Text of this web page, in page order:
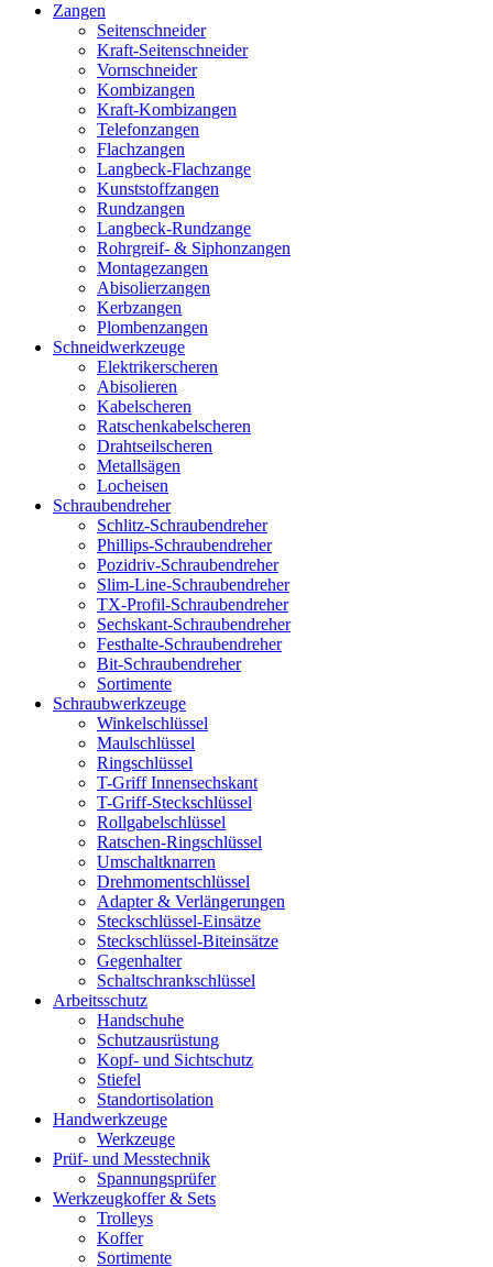
Zangen
Seitenschneider
Kraft-Seitenschneider
Vornschneider
Kombizangen
Kraft-Kombizangen
Telefonzangen
Flachzangen
Langbeck-Flachzange
Kunststoffzangen
Rundzangen
Langbeck-Rundzange
Rohrgreif- & Siphonzangen
Montagezangen
Abisolierzangen
Kerbzangen
Plombenzangen
Schneidwerkzeuge
Elektrikerscheren
Abisolieren
Kabelscheren
Ratschenkabelscheren
Drahtseilscheren
Metallsägen
Locheisen
Schraubendreher
Schlitz-Schraubendreher
Phillips-Schraubendreher
Pozidriv-Schraubendreher
Slim-Line-Schraubendreher
TX-Profil-Schraubendreher
Sechskant-Schraubendreher
Festhalte-Schraubendreher
Bit-Schraubendreher
Sortimente
Schraubwerkzeuge
Winkelschlüssel
Maulschlüssel
Ringschlüssel
T-Griff Innensechskant
T-Griff-Steckschlüssel
Rollgabelschlüssel
Ratschen-Ringschlüssel
Umschaltknarren
Drehmomentschlüssel
Adapter & Verlängerungen
Steckschlüssel-Einsätze
Steckschlüssel-Biteinsätze
Gegenhalter
Schaltschrankschlüssel
Arbeitsschutz
Handschuhe
Schutzausrüstung
Kopf- und Sichtschutz
Stiefel
Standortisolation
Handwerkzeuge
Werkzeuge
Prüf- und Messtechnik
Spannungsprüfer
Werkzeugkoffer & Sets
Trolleys
Koffer
Sortimente